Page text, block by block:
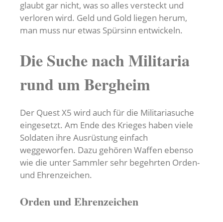
glaubt gar nicht, was so alles versteckt und
verloren wird. Geld und Gold liegen herum,
man muss nur etwas Spürsinn entwickeln.
Die Suche nach Militaria
rund um Bergheim
Der Quest X5 wird auch für die Militariasuche
eingesetzt. Am Ende des Krieges haben viele
Soldaten ihre Ausrüstung einfach
weggeworfen. Dazu gehören Waffen ebenso
wie die unter Sammler sehr begehrten Orden-
und Ehrenzeichen.
Orden und Ehrenzeichen